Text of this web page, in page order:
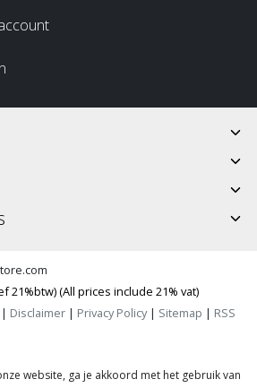
21%btw) (All prices include 21% vat)
| Disclaimer | Privacy Policy| Sitemap | RSS
website, ga je akkoord met het gebruik van